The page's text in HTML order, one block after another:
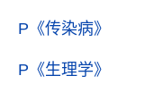
P 《传染病》
P 《生理学》